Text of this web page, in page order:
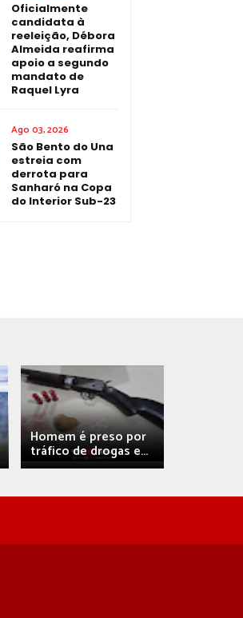
Oficialmente
candidata à
reeleição, Débora
Almeida reafirma
apoio a segundo
mandato de
Raquel Lyra
Ago 03, 2026
São Bento do Una
estreia com
derrota para
Sanharó na Copa
do Interior Sub-23
Homem é preso por
tráfico de drogas e...